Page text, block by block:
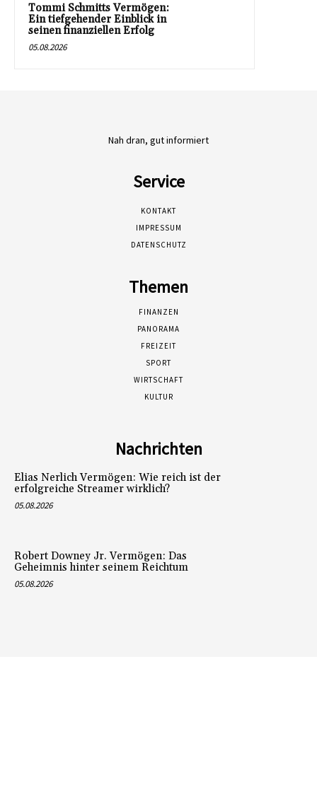
Tommi Schmitts Vermögen:
Ein tiefgehender Einblick in
seinen finanziellen Erfolg
05.08.2026
Nah dran, gut informiert
Service
KONTAKT
IMPRESSUM
DATENSCHUTZ
Themen
FINANZEN
PANORAMA
FREIZEIT
SPORT
WIRTSCHAFT
KULTUR
Nachrichten
Elias Nerlich Vermögen: Wie reich ist der
erfolgreiche Streamer wirklich?
05.08.2026
Robert Downey Jr. Vermögen: Das
Geheimnis hinter seinem Reichtum
05.08.2026